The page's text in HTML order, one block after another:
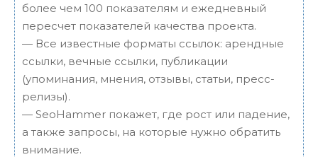
более чем 100 показателям и ежедневный
пересчет показателей качества проекта.
— Все известные форматы ссылок: арендные
ссылки, вечные ссылки, публикации
(упоминания, мнения, отзывы, статьи, пресс-
релизы).
— SeoHammer покажет, где рост или падение,
а также запросы, на которые нужно обратить
внимание.